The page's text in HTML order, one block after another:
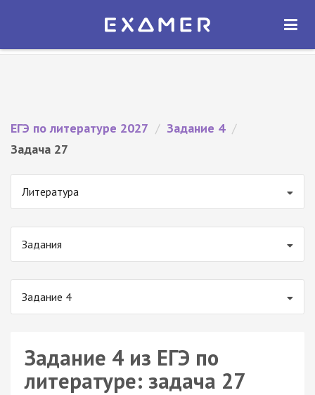
Экзамер — ЕГЭ 2027
ОТКРЫТЬ
ЕГЭ по литературе 2027 / Задание 4 /
Задача 27
Литература
Задания
Задание 4
Задание 4 из ЕГЭ по
литературе: задача 27